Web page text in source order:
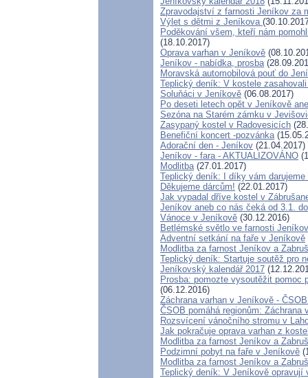
Zpravodajství z farnosti Jeníkov za
Výlet s dětmi z Jeníkova
Poděkování všem, kteří nám
(18.10.2017)
Oprava varhan v Jeníkově
Jeníkov - nabídka, prosba
Moravská automobilová pouť do
Teplický deník: V kostele
Soluňáci v Jeníkově (06.08.2017)
Po deseti letech opět v Jeníkově
Sezóna na Starém zámku v
Zasypaný kostel v Radovesicích
Benefiční koncert -pozvánka
Adorační den - Jeníkov (21.04.2017)
Jeníkov - fara - AKTUALIZOVÁNO
Modlitba(27.01.2017)
Teplický deník: I díky vám
Děkujeme dárcům! (22.01.2017)
Jak vypadal dříve kostel v
Jeníkov aneb co nás čeká od 3.1.
Vánoce v Jeníkově (30.12.2016)
Betlémské světlo ve farnosti
Adventní setkání na faře v Jeníkově
Modlitba za farnost Jeníkov a
Teplický deník: Startuje soutěž pro
Jeníkovský kalendář 2017
Prosba: pomozte vysoutěžit pomoc
(06.12.2016)
Záchrana varhan v Jeníkově -
ČSOB pomáhá regionům:
Rozsvícení vánočního stromu v
Jak pokračuje oprava varhan z
Modlitba za farnost Jeníkov a
Podzimní pobyt na faře v Jeníkově
Modlitba za farnost Jeníkov a
Teplický deník: V Jeníkově opravují